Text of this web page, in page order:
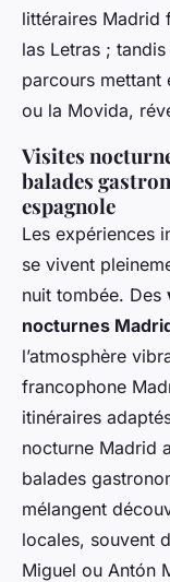
littéraires Madrid
las Letras ;
parcours mettant
ou la Movida,
Visites
balades
espagnole
Les expériences
se vivent
nuit tombée. Des
nocturnes
l’atmosphère
francophone
itinéraires
nocturne Madrid
balades
mélangent
locales, souvent
Miguel ou Antón